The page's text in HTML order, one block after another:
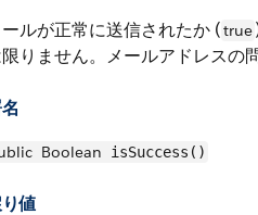
ールが正常に送信されたか (true
りません。メールアドレスの
Boolean isSuccess()
値